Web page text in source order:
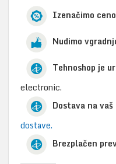
Izenačimo
Nudimo
Tehnoshop je
electronic.
Dostava na
dostave.
Brezplačen